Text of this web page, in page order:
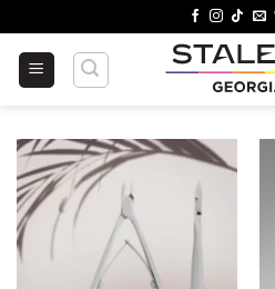
content